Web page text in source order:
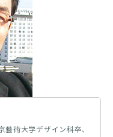
術大学デザイン科卒、